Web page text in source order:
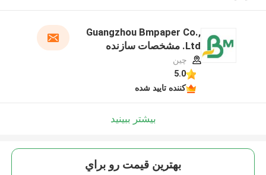
Guangzhou Bmpaper Co.,
Ltd. مشخصات سازنده
چین
5.0
کننده تایید شده
بیشتر ببینید
بهترين قيمت رو براي